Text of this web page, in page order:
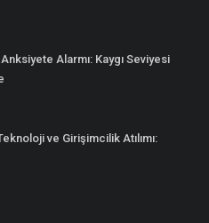
Alarmı: Kaygı Seviyesi
ve Girişimcilik Atılımı: